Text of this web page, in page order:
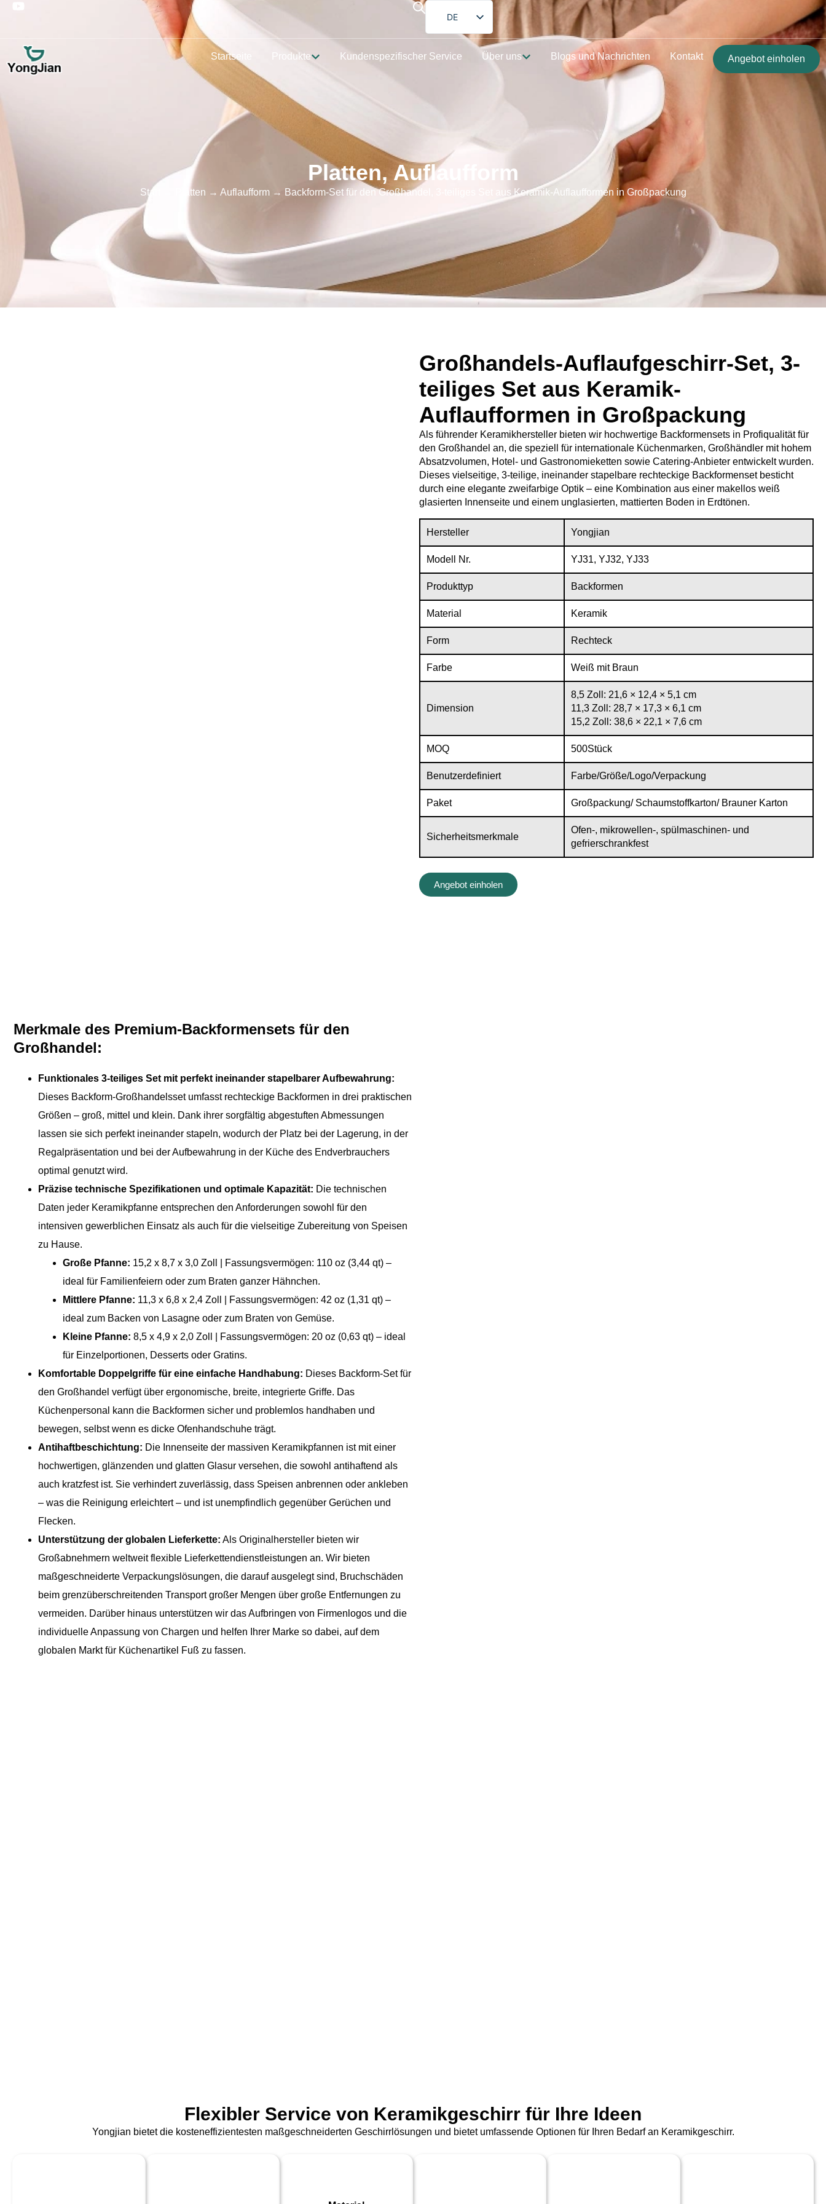
DE
EN
FR
Startseite Produkte Kundenspezifischer Service Über uns Blogs und Nachrichten Kontakt Angebot einholen
Platten,Auflaufform
Start Platten → Auflaufform→ Backform-Set für den Großhandel, 3-teiliges Set aus Keramik-Auflaufformen in Großpackung
Großhandels-Auflaufgeschirr-Set, 3-
teiliges Set aus Keramik-
Auflaufformen in Großpackung
Als führender Keramikhersteller bieten wir hochwertige Backformensets in Profiqualität für
den Großhandel an, die speziell für internationale Küchenmarken, Großhändler mit hohem
Absatzvolumen, Hotel- und Gastronomieketten sowie Catering-Anbieter entwickelt wurden.
Dieses vielseitige, 3-teilige, ineinander stapelbare rechteckige Backformenset besticht
durch eine elegante zweifarbige Optik – eine Kombination aus einer makellos weiß
glasierten Innenseite und einem unglasierten, mattierten Boden in Erdtönen.
Hersteller Yongjian
Modell Nr. YJ31, YJ32, YJ33
Produkttyp Backformen
Material Keramik
Form Rechteck
Farbe Weiß mit Braun
Dimension
8,5 Zoll: 21,6 × 12,4 × 5,1 cm
11,3 Zoll: 28,7 × 17,3 × 6,1 cm
15,2 Zoll: 38,6 × 22,1 × 7,6 cm
MOQ 500Stück
Benutzerdefiniert Farbe/Größe/Logo/Verpackung
Paket Großpackung/ Schaumstoffkarton/ Brauner Karton
Sicherheitsmerkmale
Ofen-, mikrowellen-, spülmaschinen- und
gefrierschrankfest
Angebot einholen
Merkmale des Premium-Backformensets für den
Großhandel:
Funktionales 3-teiliges Set mit perfekt ineinander stapelbarer Aufbewahrung:
Dieses Backform-Großhandelsset umfasst rechteckige Backformen in drei praktischen
Größen – groß, mittel und klein. Dank ihrer sorgfältig abgestuften Abmessungen
lassen sie sich perfekt ineinander stapeln, wodurch der Platz bei der Lagerung, in der
Regalpräsentation und bei der Aufbewahrung in der Küche des Endverbrauchers
optimal genutzt wird.
Präzise technische Spezifikationen und optimale Kapazität: Die technischen
Daten jeder Keramikpfanne entsprechen den Anforderungen sowohl für den
intensiven gewerblichen Einsatz als auch für die vielseitige Zubereitung von Speisen
zu Hause.
Große Pfanne: 15,2 x 8,7 x 3,0 Zoll | Fassungsvermögen: 110 oz (3,44 qt) –
ideal für Familienfeiern oder zum Braten ganzer Hähnchen.
Mittlere Pfanne: 11,3 x 6,8 x 2,4 Zoll | Fassungsvermögen: 42 oz (1,31 qt) –
ideal zum Backen von Lasagne oder zum Braten von Gemüse.
Kleine Pfanne: 8,5 x 4,9 x 2,0 Zoll | Fassungsvermögen: 20 oz (0,63 qt) – ideal
für Einzelportionen, Desserts oder Gratins.
Komfortable Doppelgriffe für eine einfache Handhabung: Dieses Backform-Set für
den Großhandel verfügt über ergonomische, breite, integrierte Griffe. Das
Küchenpersonal kann die Backformen sicher und problemlos handhaben und
bewegen, selbst wenn es dicke Ofenhandschuhe trägt.
Antihaftbeschichtung: Die Innenseite der massiven Keramikpfannen ist mit einer
hochwertigen, glänzenden und glatten Glasur versehen, die sowohl antihaftend als
auch kratzfest ist. Sie verhindert zuverlässig, dass Speisen anbrennen oder ankleben
– was die Reinigung erleichtert – und ist unempfindlich gegenüber Gerüchen und
Flecken.
Unterstützung der globalen Lieferkette: Als Originalhersteller bieten wir
Großabnehmern weltweit flexible Lieferkettendienstleistungen an. Wir bieten
maßgeschneiderte Verpackungslösungen, die darauf ausgelegt sind, Bruchschäden
beim grenzüberschreitenden Transport großer Mengen über große Entfernungen zu
vermeiden. Darüber hinaus unterstützen wir das Aufbringen von Firmenlogos und die
individuelle Anpassung von Chargen und helfen Ihrer Marke so dabei, auf dem
globalen Markt für Küchenartikel Fuß zu fassen.
Flexibler Service von Keramikgeschirr für Ihre Ideen
Yongjian bietet die kosteneffizientesten maßgeschneiderten Geschirrlösungen und bietet umfassende Optionen für Ihren Bedarf an Keramikgeschirr.